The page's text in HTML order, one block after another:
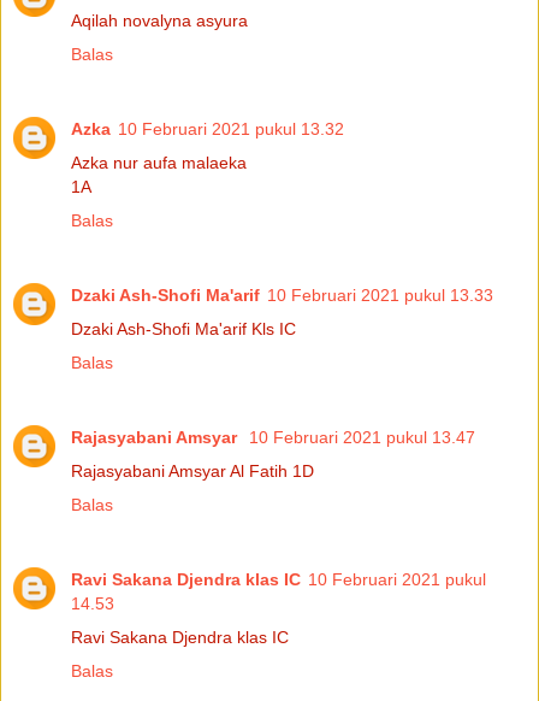
Aqilah novalyna asyura
Balas
Azka 10 Februari 2021 pukul 13.32
Azka nur aufa malaeka
1A
Balas
Dzaki Ash-Shofi Ma'arif 10 Februari 2021 pukul 13.33
Dzaki Ash-Shofi Ma'arif Kls IC
Balas
Rajasyabani Amsyar
10 Februari 2021 pukul 13.47
Rajasyabani Amsyar Al Fatih 1D
Balas
Ravi Sakana Djendra klas IC 10 Februari 2021 pukul
14.53
Ravi Sakana Djendra klas IC
Balas